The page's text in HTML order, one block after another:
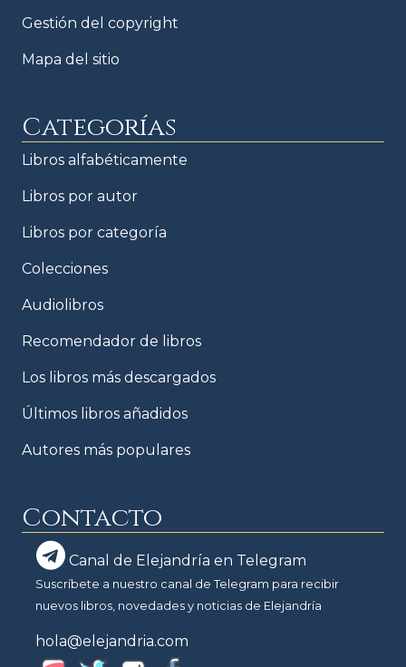
Gestión del copyright
Mapa del sitio
Categorías
Libros alfabéticamente
Libros por autor
Libros por categoría
Colecciones
Audiolibros
Recomendador de libros
Los libros más descargados
Últimos libros añadidos
Autores más populares
Contacto
Canal de Elejandría en Telegram
Suscríbete a nuestro canal de Telegram para recibir
nuevos libros, novedades y noticias de Elejandría
hola@elejandria.com